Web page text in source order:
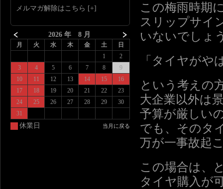
この梅雨時期
スリップサイ
いないでしょ
「タイヤが
という考えの
大企業以外は
予算が厳しい
でも、そのタ
万が一事故起
この場合は、
タイヤ購入が
メルマガ解除はこちら
2026 年 8 月
月 火 水 木 金 土
日
1
2
3
4 5 6 7 8
9
10
11 12 13 14 15
16
17
18 19 20 21 22
23
24
25 26 27 28 29
30
31
休業日 当月に戻る